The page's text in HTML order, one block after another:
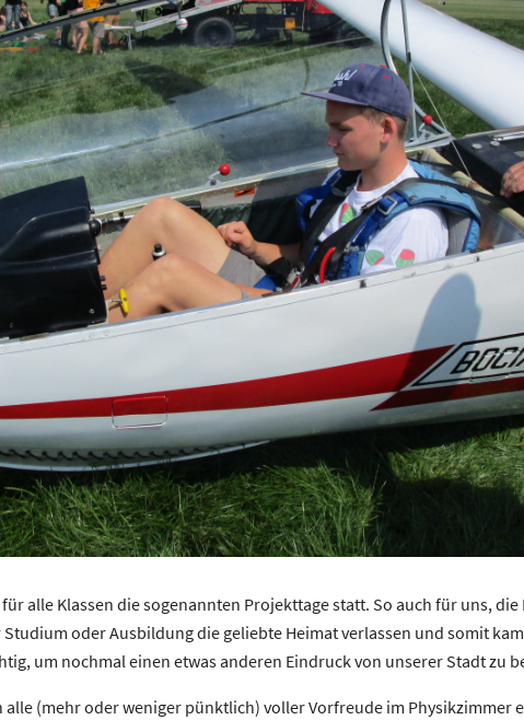
alle Klassen die sogenannten Projekttage statt. So auch für uns, die
oder Ausbildung die geliebte Heimat verlassen und somit
um nochmal einen etwas anderen Eindruck von unserer Stadt zu
alle (mehr oder weniger pünktlich) voller Vorfreude im Physikzimmer